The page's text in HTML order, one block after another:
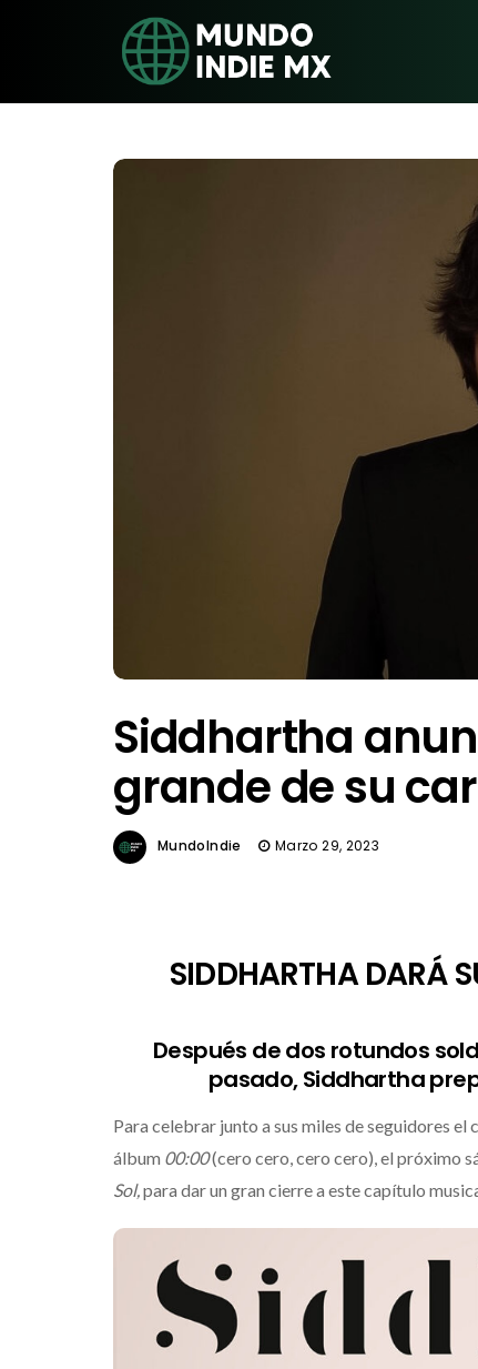
Siddhartha
grande de su
MundoIndie Marzo 29, 2023
SIDDHARTHA DARÁ
Después de dos rotundos
pasado, Siddhartha
Para celebrar junto a sus miles de seguidores el
álbum 00:00(cero cero, cero cero), el próximo
Sol, para dar un gran cierre a este capítulo